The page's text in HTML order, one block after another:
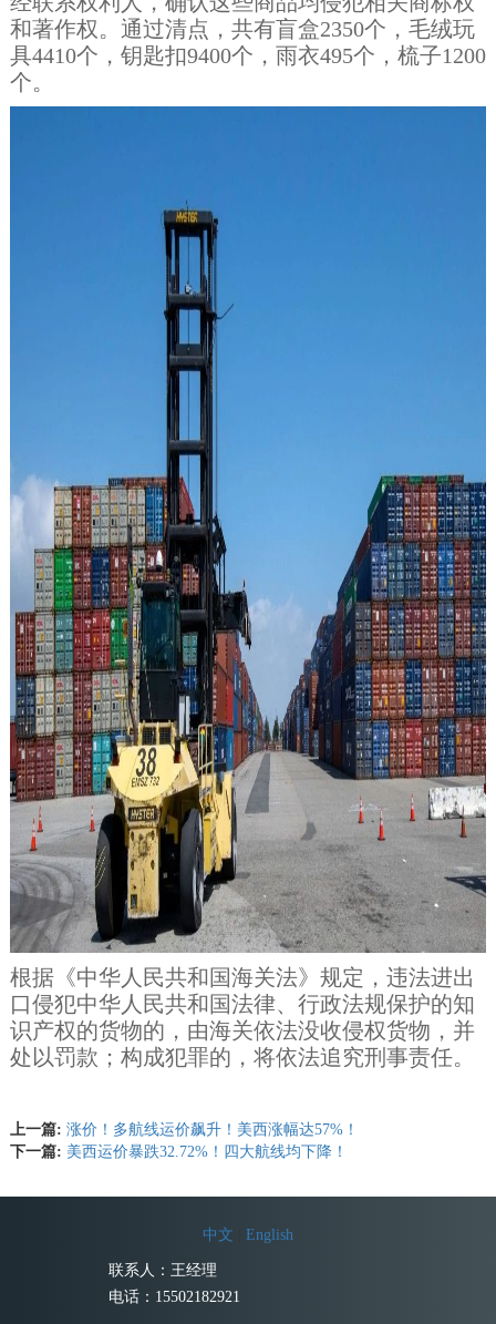
和著作权。通过清点，共有盲盒2350个，毛绒玩
具4410个，钥匙扣9400个，雨衣495个，梳子1200
个。
根据《中华人民共和国海关法》规定，违法进出
口侵犯中华人民共和国法律、行政法规保护的知
识产权的货物的，由海关依法没收侵权货物，并
处以罚款；构成犯罪的，将依法追究刑事责任。
上一篇: 涨价！多航线运价飙升！美西涨幅达57%！
下一篇: 美西运价暴跌32.72%！四大航线均下降！
中文 English
联系人：王经理
电话：15502182921